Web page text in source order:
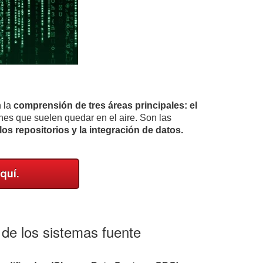
la comprensión de tres áreas principales: el
que suelen quedar en el aire. Son las
repositorios y la integración de datos.
los sistemas fuente